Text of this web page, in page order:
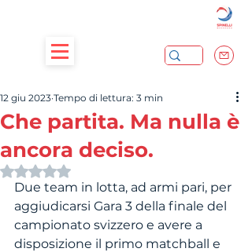
Che partita. Ma nulla è
ancora deciso.
12 giu 2023 Tempo di lettura: 3 min
Valutazione NaN stelle su 5.
Due team in lotta, ad armi pari, per
aggiudicarsi Gara 3 della finale del
campionato svizzero e avere a
disposizione il primo matchball e